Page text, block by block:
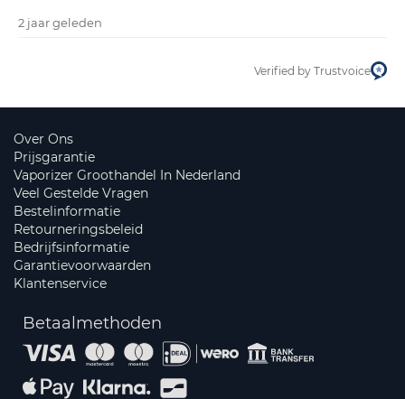
2 jaar geleden
Verified by Trustvoice
Over Ons
Prijsgarantie
Vaporizer Groothandel In Nederland
Veel Gestelde Vragen
Bestelinformatie
Retourneringsbeleid
Bedrijfsinformatie
Garantievoorwaarden
Klantenservice
Betaalmethoden